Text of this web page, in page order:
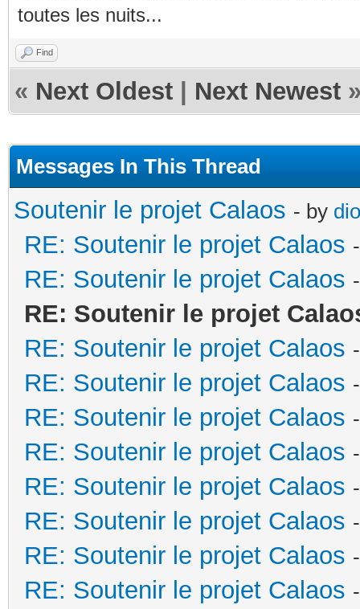
toutes les nuits...
Find
« Next Oldest Next Newest
Messages In This Thread
Soutenir le projet Calaos - by
RE: Soutenir le projet Calaos
RE: Soutenir le projet Calaos
RE: Soutenir le projet
RE: Soutenir le projet Calaos
RE: Soutenir le projet Calaos
RE: Soutenir le projet Calaos
RE: Soutenir le projet Calaos
RE: Soutenir le projet Calaos
RE: Soutenir le projet Calaos
RE: Soutenir le projet Calaos
RE: Soutenir le projet Calaos